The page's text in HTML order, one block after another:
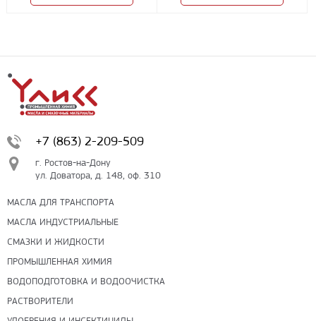
+7 (863) 2-209-509
г. Ростов-на-Дону
ул. Доватора, д. 148, оф. 310
МАСЛА ДЛЯ ТРАНСПОРТА
МАСЛА ИНДУСТРИАЛЬНЫЕ
СМАЗКИ И ЖИДКОСТИ
ПРОМЫШЛЕННАЯ ХИМИЯ
ВОДОПОДГОТОВКА И ВОДООЧИСТКА
РАСТВОРИТЕЛИ